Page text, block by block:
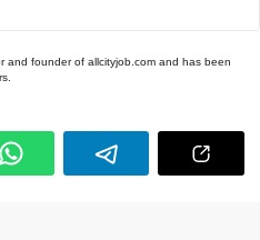
and founder of allcityjob.com and has been